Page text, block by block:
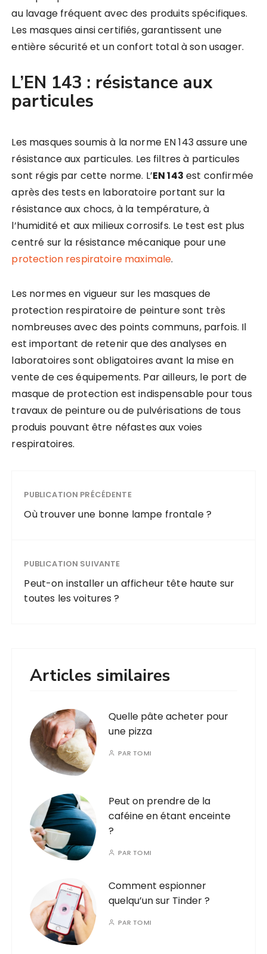
au lavage fréquent avec des produits spécifiques.
Les masques ainsi certifiés, garantissent une
entière sécurité et un confort total à son usager.
L’EN 143 : résistance aux
particules
Les masques soumis à la norme EN 143 assure une
résistance aux particules. Les filtres à particules
sont régis par cette norme. L’EN 143 est confirmée
après des tests en laboratoire portant sur la
résistance aux chocs, à la température, à
l’humidité et aux milieux corrosifs. Le test est plus
centré sur la résistance mécanique pour une
protection respiratoire maximale.
Les normes en vigueur sur les masques de
protection respiratoire de peinture sont très
nombreuses avec des points communs, parfois. Il
est important de retenir que des analyses en
laboratoires sont obligatoires avant la mise en
vente de ces équipements. Par ailleurs, le port de
masque de protection est indispensable pour tous
travaux de peinture ou de pulvérisations de tous
produis pouvant être néfastes aux voies
respiratoires.
PUBLICATION PRÉCÉDENTE
Où trouver une bonne lampe frontale ?
PUBLICATION SUIVANTE
Peut-on installer un afficheur tête haute sur
toutes les voitures ?
Articles similaires
Quelle pâte acheter pour
une pizza
PAR TOMI
Peut on prendre de la
caféine en étant enceinte
?
PAR TOMI
Comment espionner
quelqu’un sur Tinder ?
PAR TOMI